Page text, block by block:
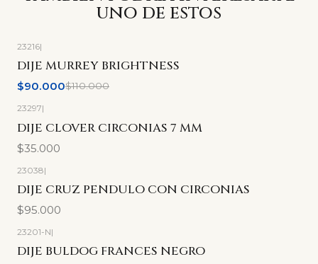
uno de estos
-18%OFF
23216|
DIJE MURREY BRIGHTNESS
$90.000$110.000
23297|
DIJE CLOVER CIRCONIAS 7 MM
$35.000
23038|
DIJE CRUZ PENDULO CON CIRCONIAS
$95.000
23201-N|
DIJE BULDOG FRANCES NEGRO